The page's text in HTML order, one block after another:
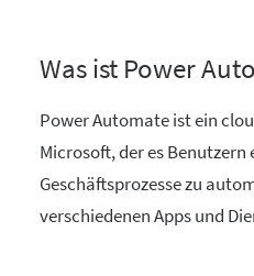
Was ist Power
Power Automate ist ein
Microsoft, der es
Geschäftsprozesse zu
verschiedenen Apps und